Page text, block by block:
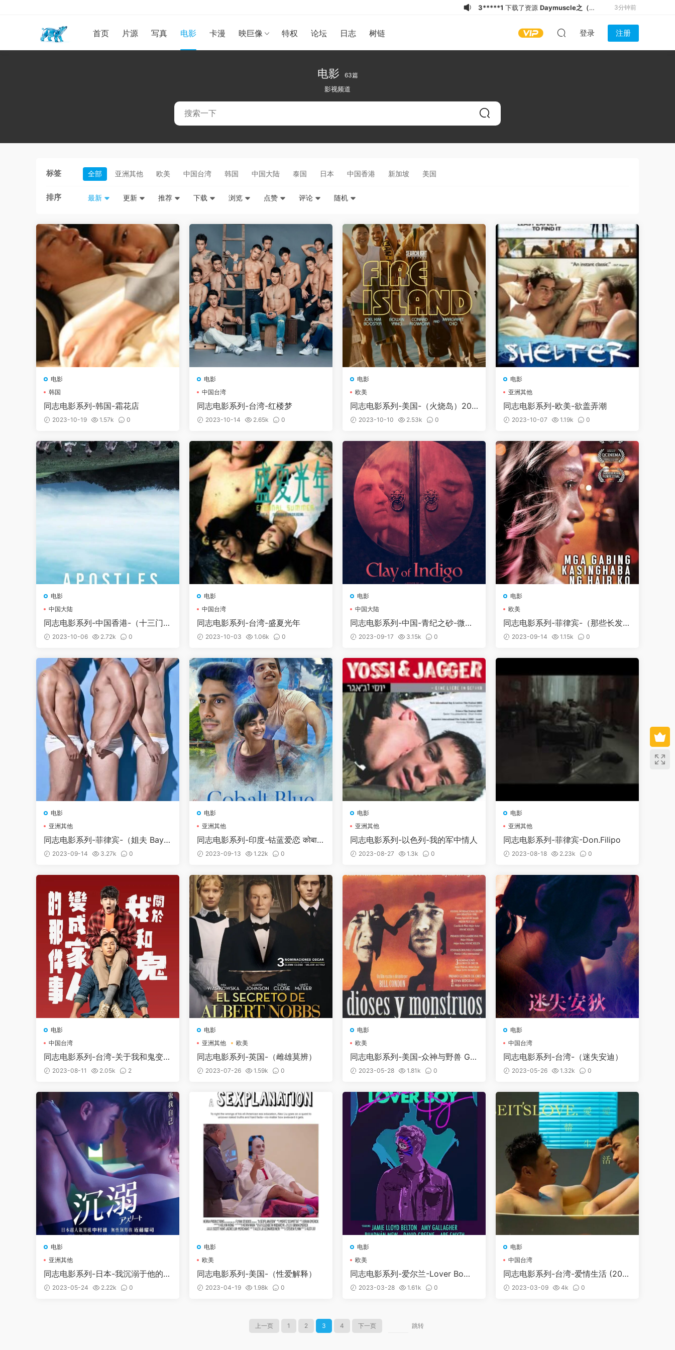
首页 片源 写真 电影 卡漫 映巨像 特权 论坛 日志 树链 登录 注册
3*****1 下载了资源 Daymuscle之
4分钟前
皓）（1.21GB）加入了本站 17分钟前
k****y下载了资源Daymuscle之
21分钟前
（@FND @armtattguy OF Cum
Solos-02）（7.18GB）
x******n
（@FND @armtattguy OF Cum
Solos-01）（5.98GB）
3*****1
维皓）（1.21GB）
3*****1下载了资源Daymuscle之（@
3分钟前
电影 63篇
影视频道
标签 全部 亚洲其他 欧美 中国台湾 韩国 中国大陆 泰国 日本 中国香港 新加坡 美国
排序 最新 更新 推荐 下载 浏览 点赞 评论 随机
电影
韩国
同志电影系列-韩国-霜花店
2023-10-19 1.57k 0
电影
中国台湾
同志电影系列-台湾-红楼梦
2023-10-14 2.65k 0
电影
欧美
同志电影系列-美国-（火烧岛）202
2 2023-10-10 2.53k 0
电影
亚洲其他
同志电影系列-欧美-欲盖弄潮
2023-10-07 1.19k 0
电影
中国大陆
同志电影系列-中国香港-（十三门徒
十三門徒）
2023-10-06 2.72k 0
电影
中国台湾
同志电影系列-台湾-盛夏光年
2023-10-03 1.06k 0
电影
中国大陆
同志电影系列-中国-青纪之砂-微电
影+幕后采访
2023-09-17 3.15k 0
电影
欧美
同志电影系列-菲律宾-（那些长发之
夜 Those Long Haired Nights）
2023-09-14 1.15k 0
电影
亚洲其他
同志电影系列-菲律宾-（姐夫 Baya
w）2023-09-14 3.27k 0
电影
亚洲其他
同志电影系列-印度-钴蓝爱恋 कोबाल्ट
ब्लू2023-09-13 1.22k 0
电影
亚洲其他
同志电影系列-以色列-我的军中情人
2023-08-27 1.3k 0
电影
亚洲其他
同志电影系列-菲律宾-Don.Filipo
2023-08-18 2.23k 0
电影
中国台湾
同志电影系列-台湾-关于我和鬼变成
家人的那件事
2023-08-11 2.05k 2
电影
亚洲其他
欧美
同志电影系列-英国-（雌雄莫辨）
2023-07-26 1.59k 0
电影
欧美
同志电影系列-美国-众神与野兽 Go
ds and Monsters (1998)
2023-05-28 1.81k 0
电影
中国台湾
同志电影系列-台湾-（迷失安迪）
2023-05-26 1.32k 0
电影
亚洲其他
同志电影系列-日本-我沉溺于他的日
子 アスリート～俺が彼に溺れた
日々 (2019)
2023-05-24 2.22k 0
电影
欧美
同志电影系列-美国-（性爱解释）
2023-04-19 1.98k 0
电影
欧美
同志电影系列-爱尔兰-Lover Bo
y (2018)
2023-03-28 1.61k 0
电影
中国台湾
同志电影系列-台湾-爱情生活 (202
2) 2023-03-09 4k 0
上一页 1 2 3 4 下一页 跳转